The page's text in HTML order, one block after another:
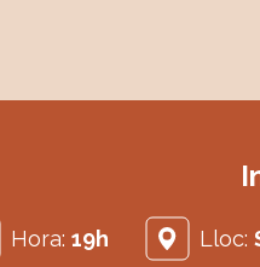
Hora: 19h Lloc: